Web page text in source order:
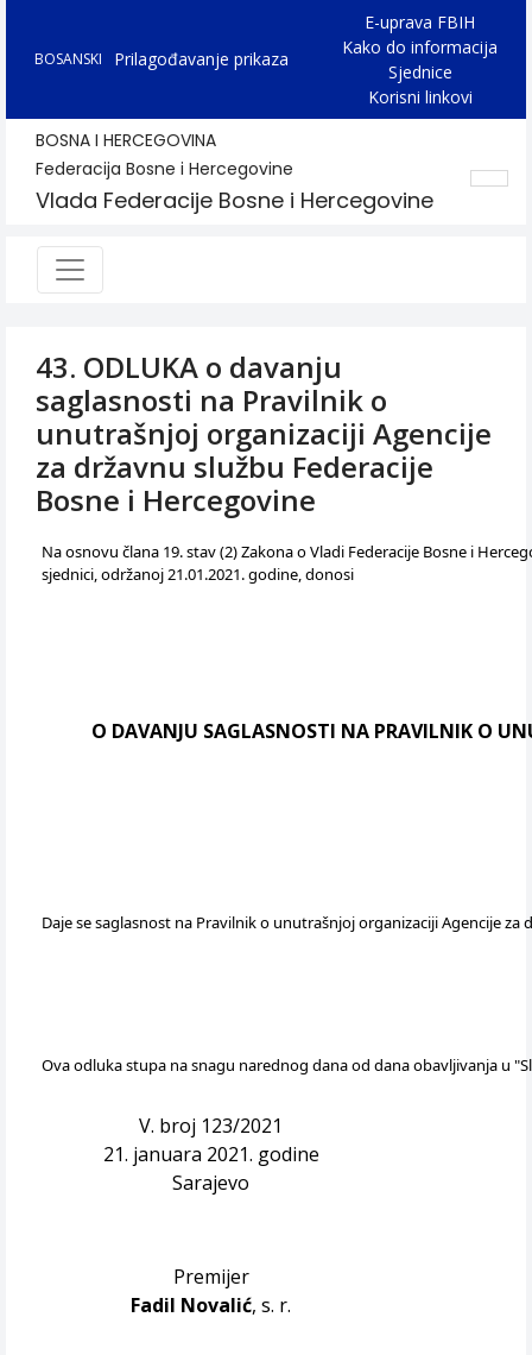
BOSANSKI Prilagođavanje prikaza
E-uprava FBIH
Kako do informacija
Sjednice
Korisni linkovi
BOSNA I HERCEGOVINA
Federacija Bosne i Hercegovine
Vlada Federacije Bosne i Hercegovine
43. ODLUKA o davanju
saglasnosti na Pravilnik o
unutrašnjoj organizaciji Agencije
za državnu službu Federacije
Bosne i Hercegovine
Na osnovu člana 19. stav (2) Zakona o Vladi Federacije Bosne i
sjednici, održanoj 21.01.2021. godine, donosi
O DAVANJU SAGLASNOSTI NA PRAVILNIK O
Daje se saglasnost na Pravilnik o unutrašnjoj organizaciji Agencije za
Ova odluka stupa na snagu narednog dana od dana obavljivanja u
V. broj 123/2021
21. januara 2021. godine
Sarajevo
Premijer
Fadil Novalić, s. r.